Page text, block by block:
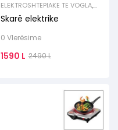
ELEKTROSHTEPIAKE TE VOGLA,
TOSTIER / THEKSE / GRILLE
Skarë elektrike
0 Vlerësime
2490L
1590 L